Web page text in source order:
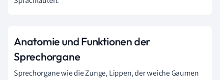
Anatomie und Funktionen der
Sprechorgane
Sprechorgane wie die Zunge, Lippen, der weiche Gaumen